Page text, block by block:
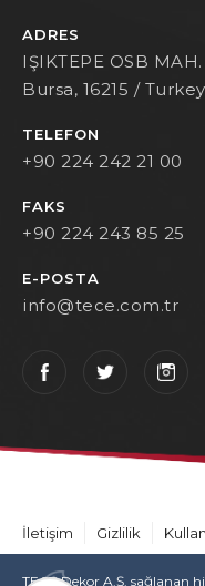
ADRES
IŞIKTEPE OSB
Bursa, 16215 / Turkey
TELEFON
+90 224 242 21 00
FAKS
+90 224 243 85 25
E-POSTA
info@tece.com.tr
İletişim Gizlilik
TECE Dekor A.Ş. sağlanan